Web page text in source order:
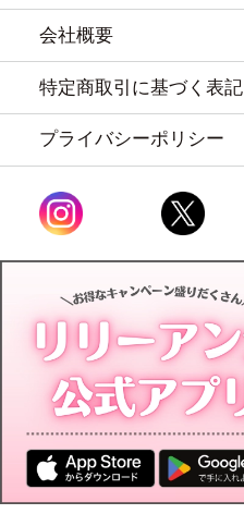
会社概要
特定商取引に基づく表記
プライバシーポリシー